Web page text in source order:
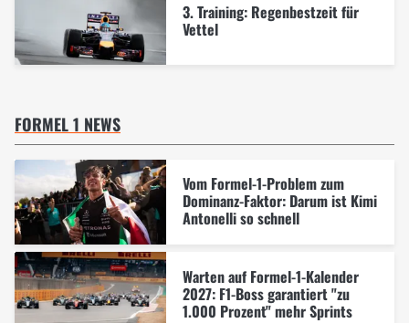
3. Training: Regenbestzeit für
Vettel
FORMEL 1 NEWS
Vom Formel-1-Problem zum
Dominanz-Faktor: Darum ist Kimi
Antonelli so schnell
Warten auf Formel-1-Kalender
2027: F1-Boss garantiert "zu
1.000 Prozent" mehr Sprints